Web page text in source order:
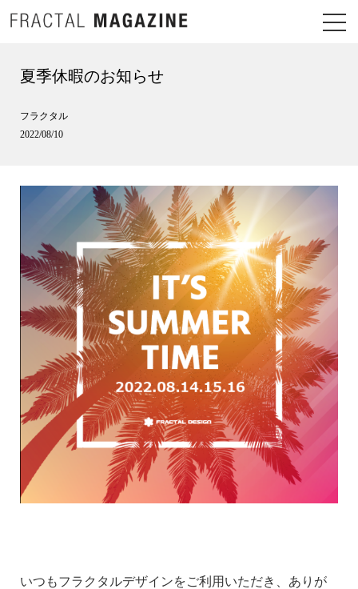
夏季休暇のお知らせ
フラクタル
2022/08/10
いつもフラクタルデザインをご利用いただき、ありが